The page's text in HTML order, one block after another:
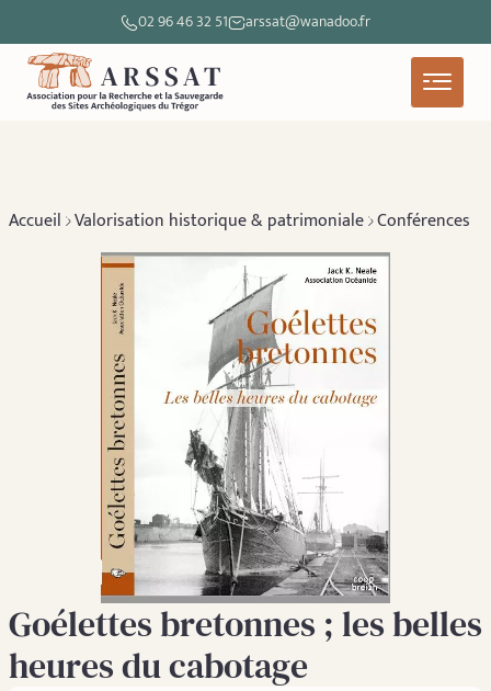
02 96 46 32 51 arssat@wanadoo.fr
Accueil Valorisation historique & patrimoniale Conférences
Goélettes bretonnes ; les belles
heures du cabotage